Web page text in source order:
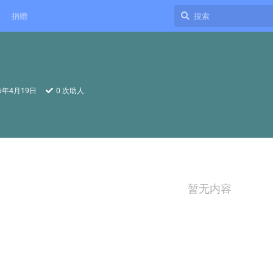
捐赠
4月19日 0 次助人
暂无内容